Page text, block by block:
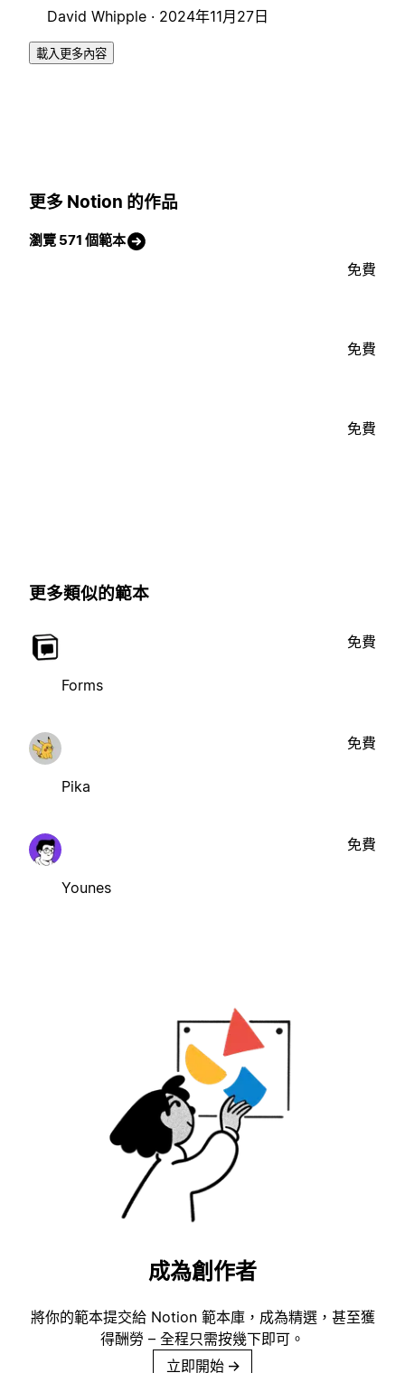
David Whipple · 2024年11月27日
載入更多內容
更多 Notion 的作品
瀏覽 571 個範本
免費
免費
免費
更多類似的範本
Forms
免費
Pika
免費
Younes
免費
成為創作者
將你的範本提交給 Notion 範本庫，成為精選，甚至獲
得酬勞 – 全程只需按幾下即可。
立即開始 →